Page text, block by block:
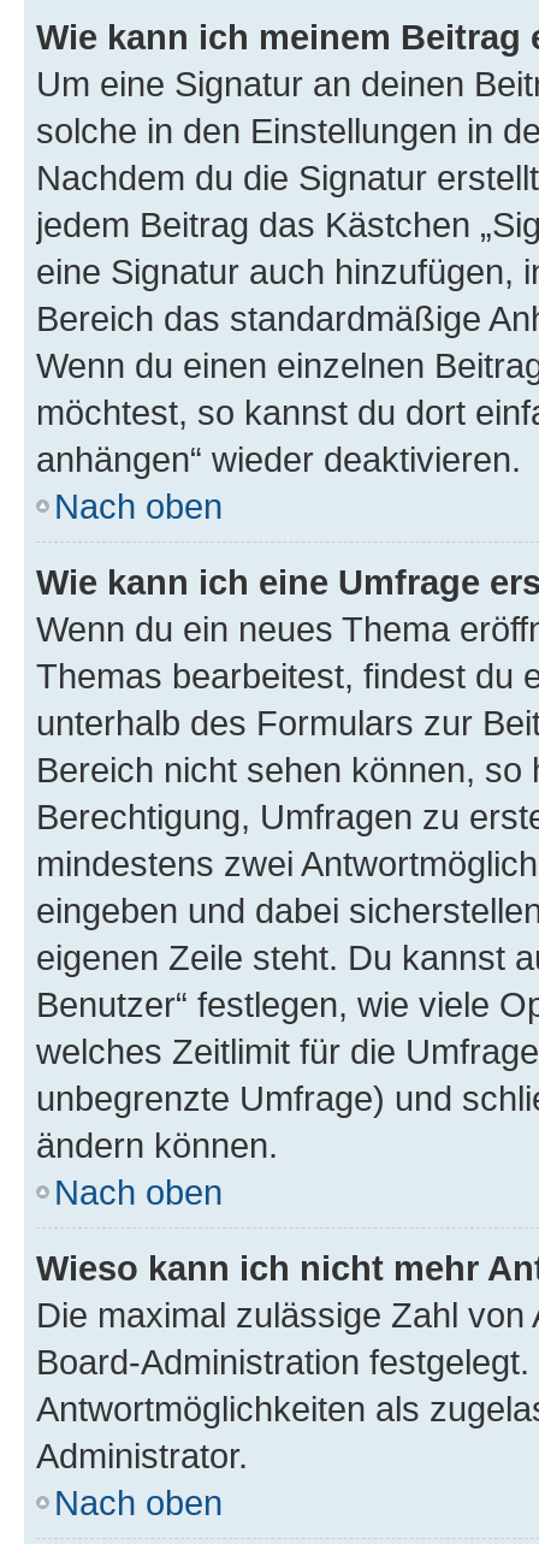
Wie kann ich meinem
Um eine Signatur an deinen
solche in den Einstellungen in
Nachdem du die Signatur
jedem Beitrag das Kästchen
eine Signatur auch hinzufügen,
Bereich das standardmäßige
Wenn du einen einzelnen
möchtest, so kannst du dort
anhängen“ wieder deaktivieren.
Nach oben
Wie kann ich eine Umfrage
Wenn du ein neues Thema
Themas bearbeitest, findest du
unterhalb des Formulars zur
Bereich nicht sehen können,
Berechtigung, Umfragen zu
mindestens zwei
eingeben und dabei
eigenen Zeile steht. Du kannst
Benutzer“ festlegen, wie viele
welches Zeitlimit für die
unbegrenzte Umfrage) und
ändern können.
Nach oben
Wieso kann ich nicht mehr
Die maximal zulässige Zahl
Board-Administration
Antwortmöglichkeiten als
Administrator.
Nach oben